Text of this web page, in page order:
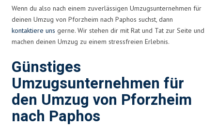
Wenn du also nach einem zuverlässigen Umzugsunternehmen für
deinen Umzug von Pforzheim nach Paphos suchst, dann
kontaktiere uns gerne. Wir stehen dir mit Rat und Tat zur Seite und
machen deinen Umzug zu einem stressfreien Erlebnis.
Günstiges
Umzugsunternehmen für
den Umzug von Pforzheim
nach Paphos